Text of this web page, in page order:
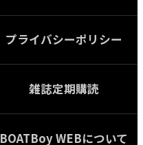
プライバシーポリシー
雑誌定期購読
BOATBoy WEBについて